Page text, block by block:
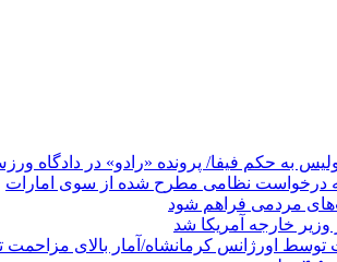
به حکم فیفا/ پرونده «رادو» در دادگاه
درخواست نظامی مطرح شده از سوی امارات
مردمی فراهم شود
وزیر خارجه آمریکا شد